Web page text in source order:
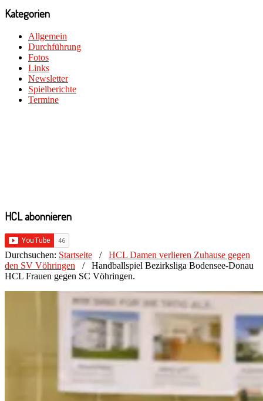
Kategorien
Allgemein
Durchführung
Fotos
Links
Newsletter
Spielberichte
Termine
HCL abonnieren
Durchsuchen: Startseite /
HCL Damen verlieren Zuhause gegen
den SV Vöhringen
/
Handballspiel Bezirksliga Bodensee-Donau
HCL Frauen gegen SC Vöhringen.